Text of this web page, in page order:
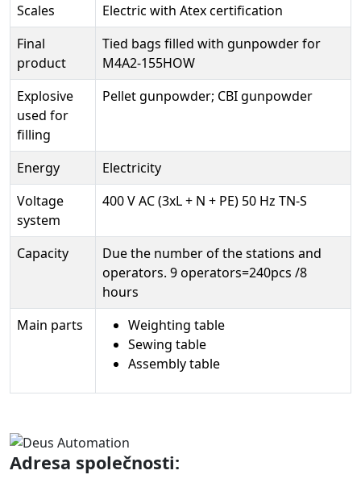
Scales
Electric with Atex certification
Final
product
Tied bags filled with gunpowder for
M4A2-155HOW
Explosive
used for
filling
Pellet gunpowder; CBI gunpowder
Energy
Electricity
Voltage
system
400 V AC (3xL + N + PE) 50 Hz TN-S
Capacity
Due the number of the stations and
operators. 9 operators=240pcs /8
hours
Main parts
Weighting table
Sewing table
Assembly table
Adresa společnosti: